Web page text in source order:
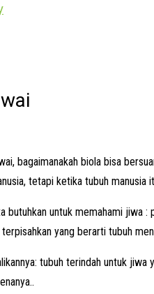
bagaimanakah biola bisa
tetapi ketika tubuh
butuhkan untuk memahami jiwa
yang berarti tubuh
tubuh terindah untuk